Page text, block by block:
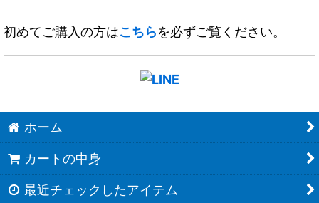
初めてご購入の方はこちらを必ずご覧ください。
ホーム
カートの中身
最近チェックしたアイテム